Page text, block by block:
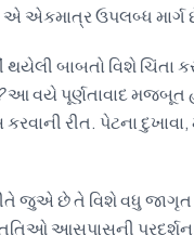
એકમાત્ર ઉપલબ્ધ માર્ગ
બાબતો વિશે ચિંતા
આ વયે પૂર્ણતાવાદ મજબૂત
રીત. પેટના
જુએ છે તે વિશે વધુ જાગૃત
આસપાસની પ્રદર્શન